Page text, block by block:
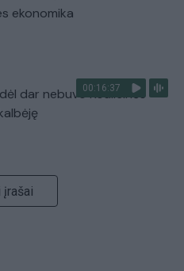
ekonomika
00:16:37
dar nebuvo Koalicinės
įrašai